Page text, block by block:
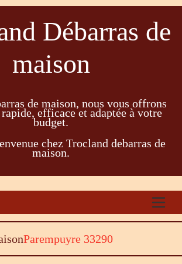
Débarras de
maison
de maison, nous vous offrons
efficace et adaptée à votre
budget.
chez Trocland debarras de
maison.
Parempuyre 33290